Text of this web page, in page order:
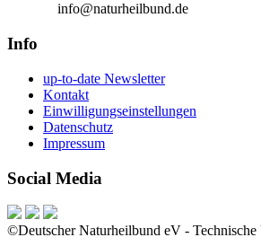
info@naturheilbund.de
Info
up-to-date Newsletter
Kontakt
Einwilligungseinstellungen
Datenschutz
Impressum
Social Media
©Deutscher Naturheilbund eV - Technische